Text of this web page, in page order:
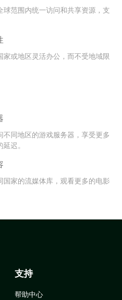
球范围内统一访问和共享资源，支
家或地区灵活办公，而不受地域限
不同地区的游戏服务器，享受更多
迟。
国家的流媒体库，观看更多的电影
支持
帮助中心